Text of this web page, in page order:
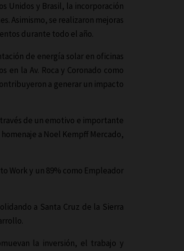
Unidos y Brasil, la incorporación
Asimismo, se realizaron mejoras
durante todo el año.
de energía solar en oficinas
la Av. Roca y Coronado como
a generar un impacto
de un emotivo e importante
a Noel Kempff Mercado,
Work y un 89% como Empleador
a Santa Cruz de la Sierra
la inversión, el trabajo y